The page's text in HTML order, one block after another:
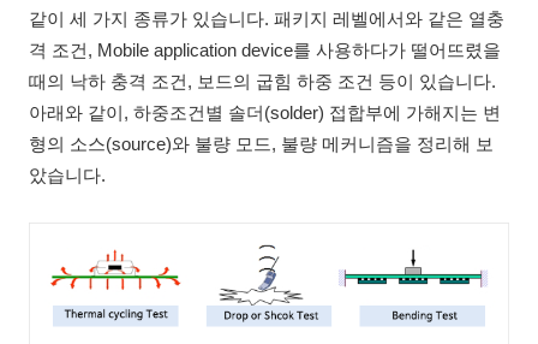
같이 세 가지 종류가 있습니다. 패키지 레벨에서와 같은 열충
격 조건, Mobile application device를 사용하다가 떨어뜨렸을
때의 낙하 충격 조건, 보드의 굽힘 하중 조건 등이 있습니다.
아래와 같이, 하중조건별 솔더(solder) 접합부에 가해지는 변
형의 소스(source)와 불량 모드, 불량 메커니즘을 정리해 보
았습니다.